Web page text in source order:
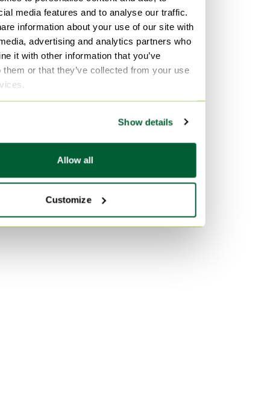
media features and to analyse our traffic.
information about your use of our site with
advertising and analytics partners who
it with other information that you’ve
them or that they’ve collected from your use
Show details
Allow all
Customize
Edra Meubles
Style
Design des années 1990
Meubles
Art Nouveau Meubles
Skaï Meubles
Couleur
Noir Meubles
Rouge Meubles